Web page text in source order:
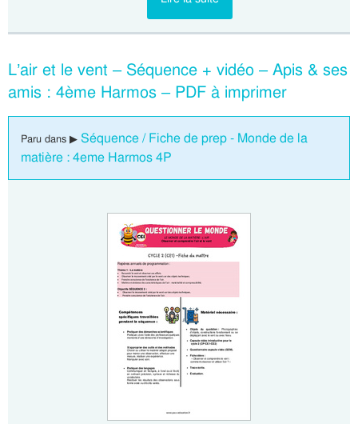
L’air et le vent – Séquence + vidéo – Apis & ses
amis : 4ème Harmos – PDF à imprimer
Paru dans ▶ Séquence / Fiche de prep - Monde de la
matière : 4eme Harmos 4P